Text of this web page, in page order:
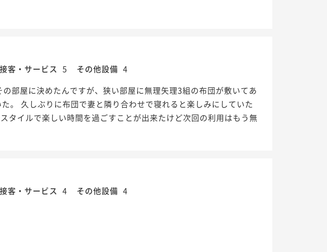
接客・サービス 5 その他設備 4
部屋に決めたんですが、狭い部屋に無理矢理3組の布団が敷いてあ
。 久しぶりに布団で妻と隣り合わせで寝れると楽しみにしていた
タイルで楽しい時間を過ごすことが出来たけど次回の利用はもう無
接客・サービス 4 その他設備 4